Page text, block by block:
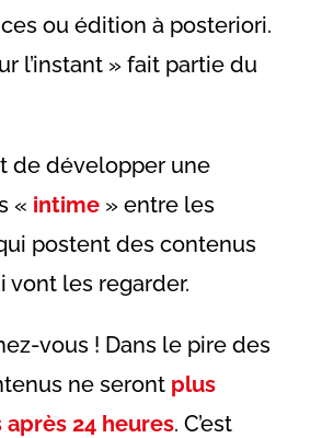
ou édition à posteriori.
l’instant » fait partie du
de développer une
« intime» entre les
postent des contenus
vont les regarder.
vous ! Dans le pire des
ne seront plus
24 heures. C’est